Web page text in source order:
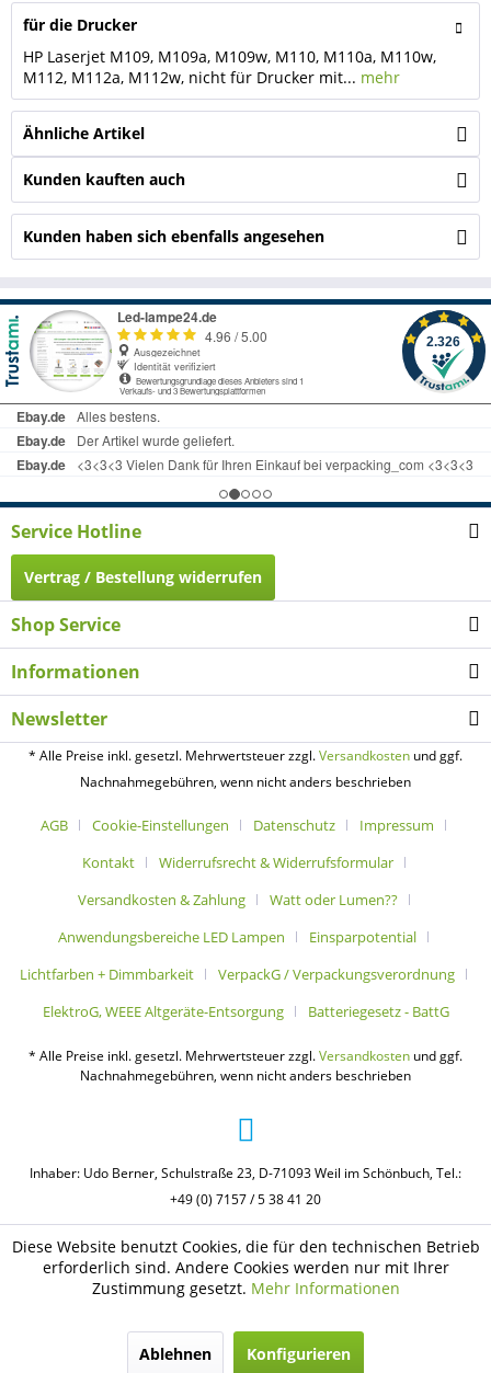
für die Drucker
HP Laserjet M109, M109a, M109w, M110, M110a, M110w,
M112, M112a, M112w, nicht für Drucker mit... mehr
Ähnliche Artikel
Kunden kauften auch
Kunden haben sich ebenfalls angesehen
Service Hotline
Vertrag / Bestellung widerrufen
Shop Service
Informationen
Newsletter
* Alle Preise inkl. gesetzl. Mehrwertsteuer zzgl.Versandkosten und ggf.
Nachnahmegebühren, wenn nicht anders beschrieben
AGB Cookie-Einstellungen Datenschutz
Impressum
Kontakt
Widerrufsrecht & Widerrufsformular
Versandkosten & Zahlung
Watt oder Lumen??
Anwendungsbereiche LED Lampen
Einsparpotential
Lichtfarben + Dimmbarkeit
VerpackG / Verpackungsverordnung
ElektroG, WEEE Altgeräte-Entsorgung
Batteriegesetz - BattG
* Alle Preise inkl. gesetzl. Mehrwertsteuer zzgl.Versandkosten und ggf.
Nachnahmegebühren, wenn nicht anders beschrieben
Inhaber: Udo Berner, Schulstraße 23, D-71093 Weil im Schönbuch, Tel.:
+49 (0) 7157 / 5 38 41 20
Diese Website benutzt Cookies, die für den technischen Betrieb
erforderlich sind. Andere Cookies werden nur mit Ihrer
Zustimmung gesetzt. Mehr Informationen
Ablehnen Konfigurieren